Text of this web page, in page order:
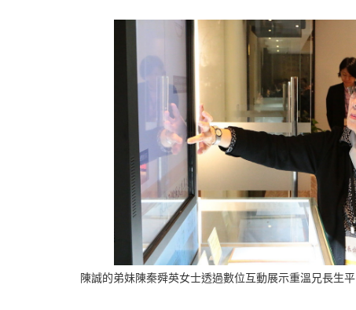
陳誠的弟妹陳秦舜英女士透過數位互動展示重溫兄長生平